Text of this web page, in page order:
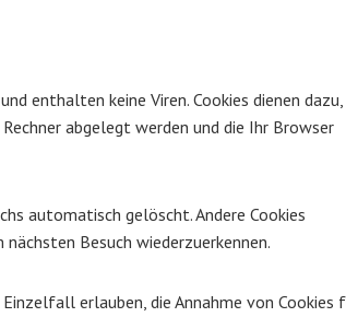
enthalten keine Viren. Cookies dienen dazu,
abgelegt werden und die Ihr Browser
automatisch gelöscht. Andere Cookies
Besuch wiederzuerkennen.
erlauben, die Annahme von Cookies